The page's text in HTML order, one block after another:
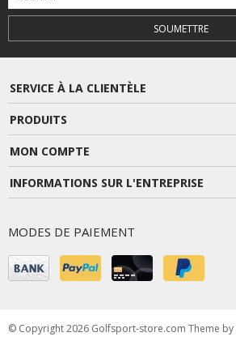
SOUMETTRE
SERVICE À LA CLIENTÈLE
PRODUITS
MON COMPTE
INFORMATIONS SUR L'ENTREPRISE
MODES DE PAIEMENT
© Copyright 2026 Golfsport-store.com Theme by